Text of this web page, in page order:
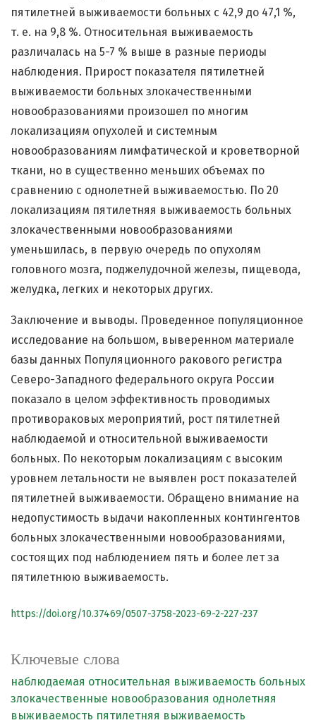
Ключевые слова
наблюдаемая относительная выживаемость больных
злокачественные новообразования однолетняя
выживаемость пятилетняя выживаемость
пятилетней выживаемости больных с 42,9 до 47,1 %,
т. е. на 9,8 %. Относительная выживаемость
различалась на 5-7 % выше в разные периоды
наблюдения. Прирост показателя пятилетней
выживаемости больных злокачественными
новообразованиями произошел по многим
локализациям опухолей и системным
новообразованиям лимфатической и кроветворной
ткани, но в существенно меньших объемах по
сравнению с однолетней выживаемостью. По 20
локализациям пятилетняя выживаемость больных
злокачественными новообразованиями
уменьшилась, в первую очередь по опухолям
головного мозга, поджелудочной железы, пищевода,
желудка, легких и некоторых других.
Заключение и выводы. Проведенное популяционное
исследование на большом, выверенном материале
базы данных Популяционного ракового регистра
Северо-Западного федерального округа России
показало в целом эффективность проводимых
противораковых мероприятий, рост пятилетней
наблюдаемой и относительной выживаемости
больных. По некоторым локализациям с высоким
уровнем летальности не выявлен рост показателей
пятилетней выживаемости. Обращено внимание на
недопустимость выдачи накопленных контингентов
больных злокачественными новообразованиями,
состоящих под наблюдением пять и более лет за
пятилетнюю выживаемость.
https://doi.org/10.37469/0507-3758-2023-69-2-227-237